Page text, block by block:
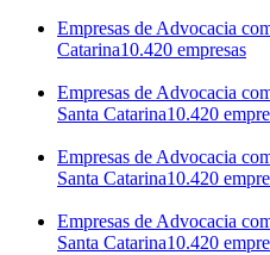
Empresas de Advocacia
Catarina10.420 empresas
Empresas de Advocacia
Santa Catarina10.420
Empresas de Advocacia
Santa Catarina10.420
Empresas de Advocacia
Santa Catarina10.420